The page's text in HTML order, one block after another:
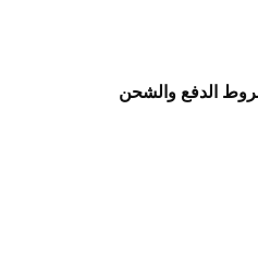
الدفع والشحن